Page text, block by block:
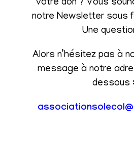
votre don ? Vous
notre Newsletter sous
Une
Alors n’hésitez pas à
message à notre
dessous :